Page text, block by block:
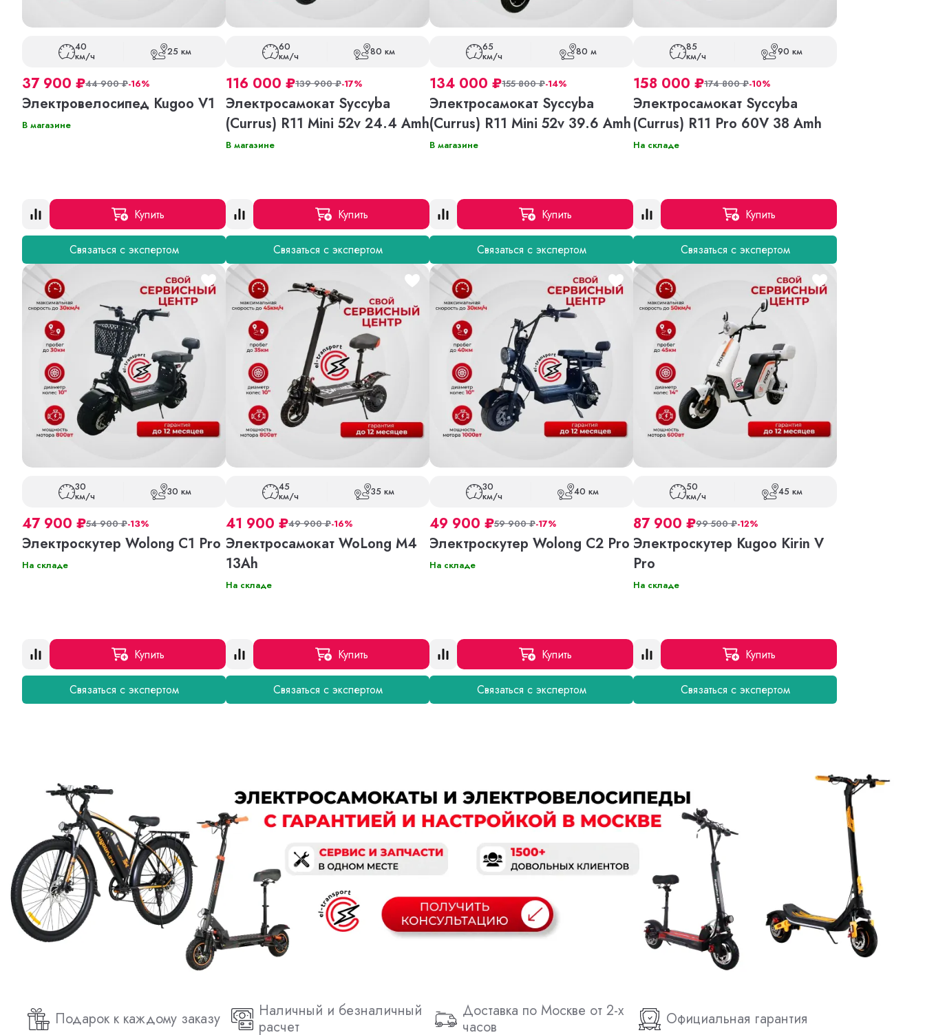
40
км/ч 25 км
37 900 ₽44 900₽-16%
Электровелосипед Kugoo V1
В магазине
Купить
Связаться с экспертом
60
км/ч 80 км
116 000 ₽139 900₽-17%
Электросамокат Syccyba
(Currus) R11 Mini 52v 24.4 Amh
В магазине
Купить
Связаться с экспертом
65
км/ч 80 м
134 000 ₽155 800₽-14%
Электросамокат Syccyba
(Currus) R11 Mini 52v 39.6 Amh
В магазине
Купить
Связаться с экспертом
85
км/ч 90 км
158 000 ₽174 800₽-10%
Электросамокат Syccyba
(Currus) R11 Pro 60V 38 Amh
На складе
Купить
Связаться с экспертом
30
км/ч 30 км
47 900 ₽54 900₽-13%
Электроскутер Wolong C1 Pro
На складе
Купить
Связаться с экспертом
45
км/ч 35 км
41 900 ₽49 900₽-16%
Электросамокат WoLong M4
13Ah
На складе
Купить
Связаться с экспертом
30
км/ч 40 км
49 900 ₽59 900₽-17%
Электроскутер Wolong C2 Pro
На складе
Купить
Связаться с экспертом
50
км/ч 45 км
87 900 ₽99 500₽-12%
Электроскутер Kugoo Kirin V
Pro
На складе
Купить
Связаться с экспертом
Подарок к каждому заказу
Наличный и безналичный
расчет
Доставка по Москве от 2-х
часов
Официальная гарантия